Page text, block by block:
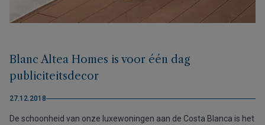
Blanc Altea Homes is voor één dag
publiciteitsdecor
27.12.2018
De schoonheid van onze luxewoningen aan de Costa Blanca is het